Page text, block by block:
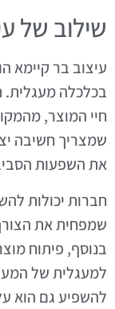
שילוב של
עיצוב בר קיימא
בכלכלה מעגלית.
חיי המוצר,
שמצריך חשיבה
את השפעות
חברות יכולות
שמפחית את
בנוסף, פיתוח
למעגלית של
להשפיע גם הוא